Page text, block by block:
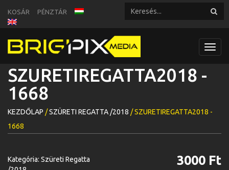
KOSÁR PÉNZTÁR
SZURETIREGATTA2018 -
1668
KEZDŐLAP /SZÜRETI REGATTA /2018 / SZURETIREGATTA2018 -
1668
Kategória: Szüreti Regatta
3000 Ft